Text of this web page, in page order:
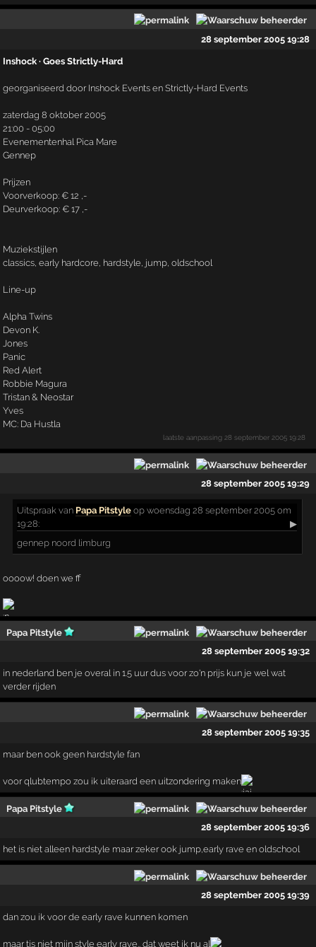
28 september 2005 19:28
Inshock · Goes Strictly-Hard
georganiseerd door Inshock Events en Strictly-Hard Events
zaterdag 8 oktober 2005
21:00 - 05:00
Evenementenhal Pica Mare
Gennep
Prijzen
Voorverkoop: € 12 ,-
Deurverkoop: € 17 ,-
Muziekstijlen
classics, early hardcore, hardstyle, jump, oldschool
Line-up
Alpha Twins
Devon K.
Jones
Panic
Red Alert
Robbie Magura
Tristan & Neostar
Yves
MC: Da Hustla
laatste aanpassing 28 september 2005 19:28
28 september 2005 19:29
Uitspraak van Papa Pitstyle op woensdag 28 september 2005 om
19:28:
▶
gennep noord limburg
oooow! doen we ff
Papa Pitstyle
28 september 2005 19:32
in nederland ben je overal in 1.5 uur dus voor zo'n prijs kun je wel wat
verder rijden
28 september 2005 19:35
maar ben ook geen hardstyle fan
voor qlubtempo zou ik uiteraard een uitzondering maken
Papa Pitstyle
28 september 2005 19:36
het is niet alleen hardstyle maar zeker ook jump,early rave en oldschool
28 september 2005 19:39
dan zou ik voor de early rave kunnen komen
maar tis niet mijn style early rave.. dat weet ik nu al